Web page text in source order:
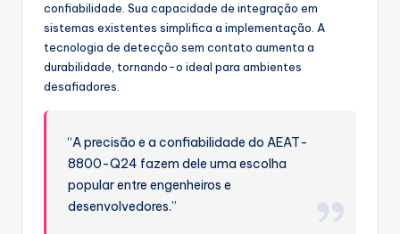
confiabilidade. Sua capacidade de integração em
sistemas existentes simplifica a implementação. A
tecnologia de detecção sem contato aumenta a
durabilidade, tornando-o ideal para ambientes
desafiadores.
“A precisão e a confiabilidade do AEAT-
8800-Q24 fazem dele uma escolha
popular entre engenheiros e
desenvolvedores.”